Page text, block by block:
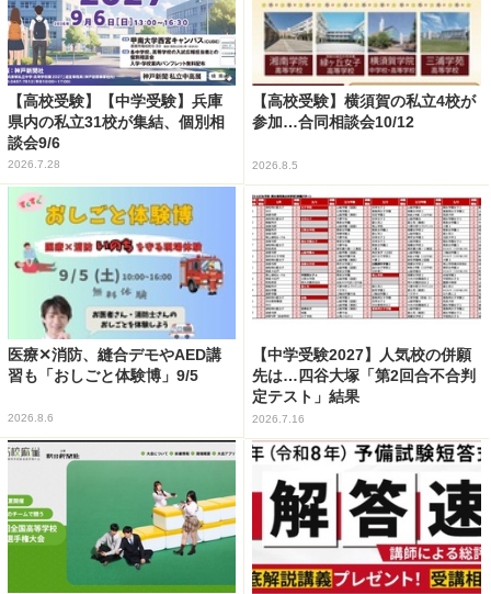
【高校受験】【中学受験】兵庫
県内の私立31校が集結、個別相
談会9/6
2026.7.28
【高校受験】横須賀の私立4校が
参加…合同相談会10/12
2026.8.5
医療✕消防、縫合デモやAED講
習も「おしごと体験博」9/5
2026.8.6
【中学受験2027】人気校の併願
先は…四谷大塚「第2回合不合判
定テスト」結果
2026.7.16